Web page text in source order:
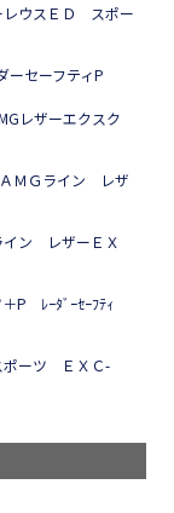
ウスＥＤ スポー
セーフティP
レザーエクスク
ＭＧライン レザ
ン レザーＥＸ
P ﾚｰﾀﾞｰｾｰﾌﾃｨ
ーツ ＥＸＣ-